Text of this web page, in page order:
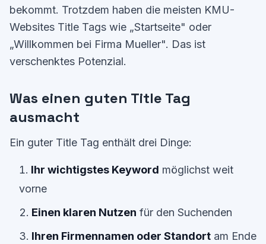
bekommt. Trotzdem haben die meisten KMU-
Websites Title Tags wie „Startseite" oder
„Willkommen bei Firma Mueller". Das ist
verschenktes Potenzial.
Was einen guten Title Tag
ausmacht
Ein guter Title Tag enthält drei Dinge:
Ihr wichtigstes Keyword möglichst weit
vorne
Einen klaren Nutzen für den Suchenden
Ihren Firmennamen oder Standort am Ende